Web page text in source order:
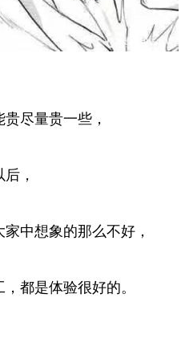
尽量贵一些，
，
中想象的那么不好，
都是体验很好的。